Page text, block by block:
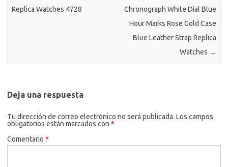
Replica Watches 4728
Chronograph White Dial Blue
Hour Marks Rose Gold Case
Blue Leather Strap Replica
Watches →
Deja una respuesta
Tu dirección de correo electrónico no será publicada. Los campos
obligatorios están marcados con *
Comentario *